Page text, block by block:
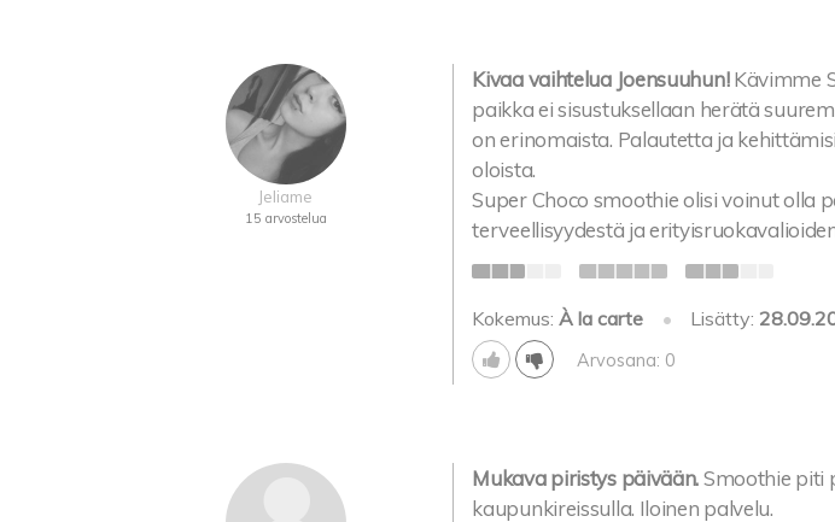
Jeliame
15 arvostelua
Kivaa vaihtelua Joensuuhun! Kävimme
paikka ei sisustuksellaan herätä
on erinomaista. Palautetta ja
oloista.
Super Choco smoothie olisi voinut olla
terveellisyydestä ja
Kokemus:À la carte • Lisätty:
Arvosana: 0
Mukava piristys päivään.Smoothie piti
kaupunkireissulla. Iloinen palvelu.